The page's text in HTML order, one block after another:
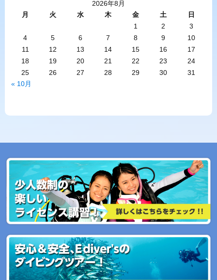
2026年8月
月
火 水 木 金 土
日
1
2
3
4
5 6 7 8 9
10
11
12 13 14 15 16
17
18
19 20 21 22 23
24
25
26 27 28 29 30
31
« 10月